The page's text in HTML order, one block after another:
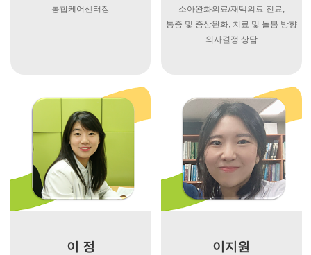
통합케어센터장
소아완화의료/재택의료 진료,
통증 및 증상완화, 치료 및 돌봄 방향
의사결정 상담
이 정 이지원